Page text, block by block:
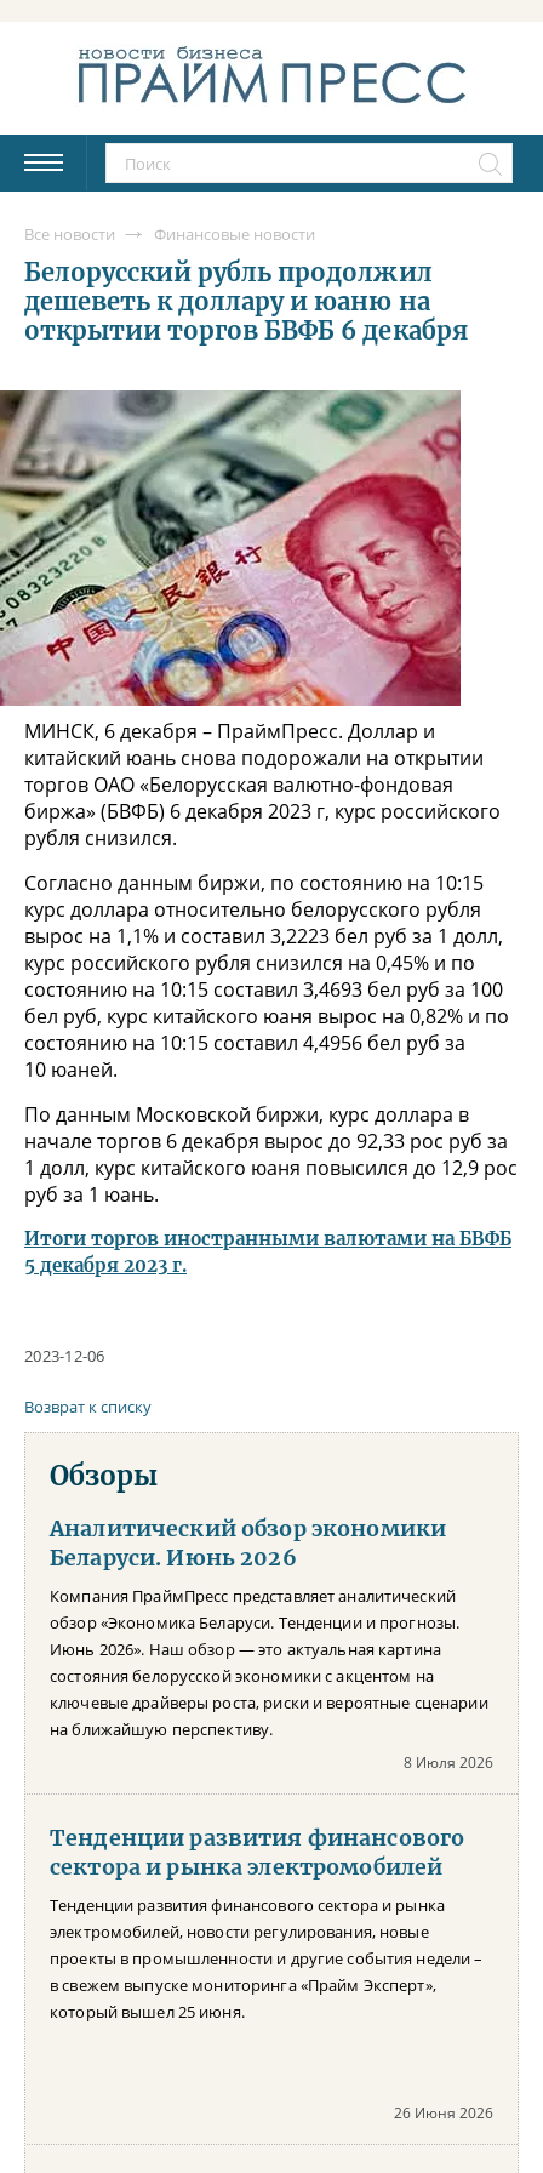
Все новости Финансовые новости
Белорусский рубль продолжил
дешеветь к доллару и юаню на
открытии торгов БВФБ 6 декабря
МИНСК, 6 декабря – ПраймПресс. Доллар и
китайский юань снова подорожали на открытии
торгов ОАО «Белорусская валютно-фондовая
биржа» (БВФБ) 6 декабря 2023 г, курс российского
рубля снизился.
Согласно данным биржи, по состоянию на 10:15
курс доллара относительно белорусского рубля
вырос на 1,1% и составил 3,2223 бел руб за 1 долл,
курс российского рубля снизился на 0,45% и по
состоянию на 10:15 составил 3,4693 бел руб за 100
бел руб, курс китайского юаня вырос на 0,82% и по
состоянию на 10:15 составил 4,4956 бел руб за
10 юаней.
По данным Московской биржи, курс доллара в
начале торгов 6 декабря вырос до 92,33 рос руб за
1 долл, курс китайского юаня повысился до 12,9 рос
руб за 1 юань.
Итоги торгов иностранными валютами на БВФБ
5 декабря 2023 г.
2023-12-06
Возврат к списку
Обзоры
Аналитический обзор экономики
Беларуси. Июнь 2026
Компания ПраймПресс представляет аналитический
обзор «Экономика Беларуси. Тенденции и прогнозы.
Июнь 2026». Наш обзор — это актуальная картина
состояния белорусской экономики с акцентом на
ключевые драйверы роста, риски и вероятные сценарии
на ближайшую перспективу.
8 Июля 2026
Тенденции развития финансового
сектора и рынка электромобилей
Тенденции развития финансового сектора и рынка
электромобилей, новости регулирования, новые
проекты в промышленности и другие события недели –
в свежем выпуске мониторинга «Прайм Эксперт»,
который вышел 25 июня.
26 Июня 2026